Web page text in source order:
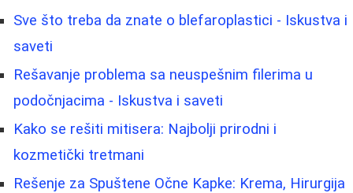
Sve što treba da znate o blefaroplastici - Iskustva i
saveti
Rešavanje problema sa neuspešnim filerima u
podočnjacima - Iskustva i saveti
Kako se rešiti mitisera: Najbolji prirodni i
kozmetički tretmani
Rešenje za Spuštene Očne Kapke: Krema, Hirurgija